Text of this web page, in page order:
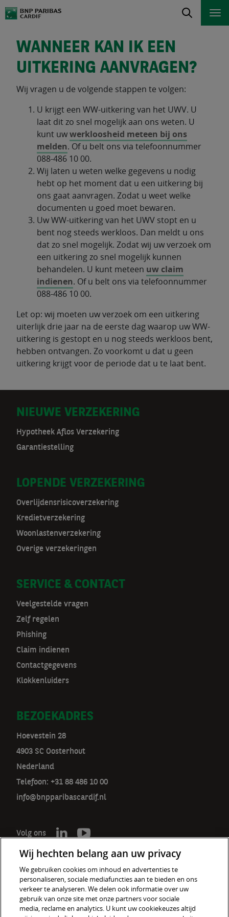
WANNEER KAN IK EEN
UITKERING AANVRAGEN?
Wij vragen u de volgende stappen te volgen:
U krijgt een WW-uitkering van het UWV. U
laat dit zo snel mogelijk aan ons weten. U
kunt uwwerkloosheid meteen bij ons
melden. Of u belt ons via telefoonnummer
088-486 10 00.
Wij laten u weten welke gegevens u nodig
hebt op het moment dat u een uitkering bij
ons gaat aanvragen. Zodat u weet welke
documenten u goed moet bewaren.
Uw WW-uitkering van het UWV stopt en u
bent nog steeds werkloos. Dan meldt u ons
dat zo snel mogelijk. Zodat wij uw verzoek om
een uitkering zo snel mogelijk kunnen
behandelen. U kunt meteen uw claim
indienen. Of u belt ons via telefoonnummer
088-486 10 00.
Let op: wij moeten uw verzoek om een uitkering
uiterlijk drie jaar na de eerste dag waarop uw WW-
uitkering is gestopt en u nog steeds werkloos bent,
hebben ontvangen. Zo voorkomt u dat u geen
uitkering krijgt voor de periode dat u te laat bent.
D
o
r
m
a
t
a
v
NIEUWE VERZEKERING
Hypotheek Aflos Verzekering
Garantiestelling
LOPENDE VERZEKERING
Overlijdensrisicoverzekering
Kredietverzekering
Woonlastenverzekering
Overige verzekeringen
SERVICE & CONTACT
Veelgestelde vragen
Zelf regelen
Phishing
Claim indienen
Contactgegevens
Klokkenluiders
BEZOEKADRES
Hoevestein 28
4903 SC Oosterhout
Nederland
Telefoon: +31 88 486 10 00
info@bnpparibascardif.nl
Volg ons
De verzekeraar voor een wereld
Wij hechten belang aan uw privacy
We gebruiken cookies om inhoud en advertenties te
personaliseren, sociale mediafuncties aan te bieden en ons
verkeer te analyseren. We delen ook informatie over uw
gebruik van onze site met onze partners voor sociale
media, reclame en analytics. U kunt uw cookiekeuzes altijd